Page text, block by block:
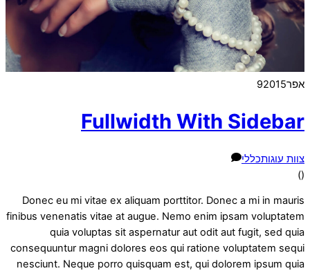
אפר 92015
Fullwidth With Sidebar
צוות עוגותכללי
(
)
Donec eu mi vitae ex aliquam porttitor. Donec a mi in mauris
finibus venenatis vitae at augue. Nemo enim ipsam voluptatem
quia voluptas sit aspernatur aut odit aut fugit, sed quia
consequuntur magni dolores eos qui ratione voluptatem sequi
nesciunt. Neque porro quisquam est, qui dolorem ipsum quia